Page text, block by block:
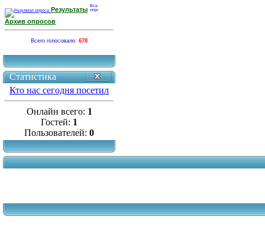
Результаты
Архив опросов
Всего голосовало: 678
Статистика
Кто нас сегодня посетил
Онлайн всего: 1
Гостей: 1
Пользователей: 0